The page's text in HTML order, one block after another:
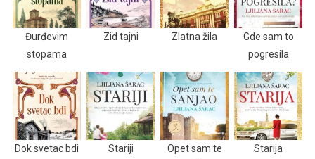
Đurđevim
stopama
Zid tajni Zlatna žila
Gde sam to
pogresila
Dok svetac bdi Stariji
Opet sam te
Starija